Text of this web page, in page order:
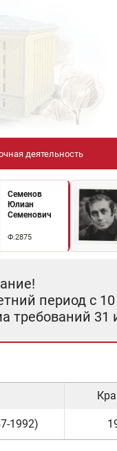
деятельность
Семенов
Юлиан
Семенович
Ф.2875
период с 10
требований 31
1992)